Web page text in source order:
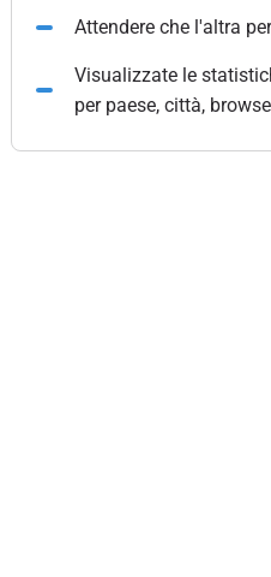
Attendere che l'altra
Visualizzate le
per paese, città,